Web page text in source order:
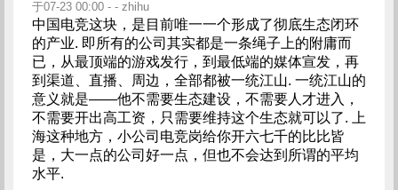
于07-23 00:00 - - zhihu
中国电竞这块，是目前唯一一个形成了彻底生态闭环
的产业. 即所有的公司其实都是一条绳子上的附庸而
已，从最顶端的游戏发行，到最低端的媒体宣发，再
到渠道、直播、周边，全部都被一统江山. 一统江山的
意义就是——他不需要生态建设，不需要人才进入，
不需要开出高工资，只需要维持这个生态就可以了. 上
海这种地方，小公司电竞岗给你开六七千的比比皆
是，大一点的公司好一点，但也不会达到所谓的平均
水平.